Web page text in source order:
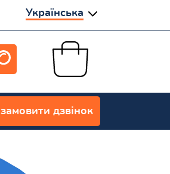
Українська
замовити дзвінок